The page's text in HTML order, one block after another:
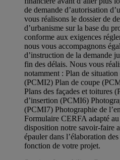
de demande d’autorisation
vous réalisons le dossier de
d’urbanisme sur la base du
conforme aux exigences
nous vous accompagnons
d’instruction de la demande
fin des délais. Nous vous
notamment : Plan de
(PCMI2) Plan de coupe
Plans des façades et toitures
d’insertion (PCMI6)
(PCMI7) Photographie de
Formulaire CERFA adapté
disposition notre savoir-faire
épauler dans l’élaboration
fonction de votre projet.